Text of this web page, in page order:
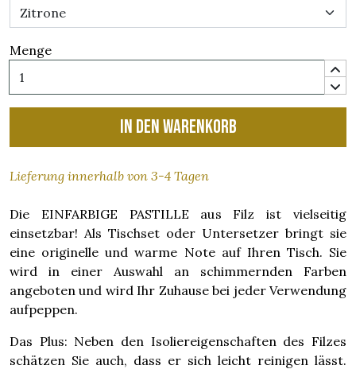
Menge
In den Warenkorb
Lieferung innerhalb von 3-4 Tagen
Die EINFARBIGE PASTILLE aus Filz ist vielseitig
einsetzbar! Als Tischset oder Untersetzer bringt sie
eine originelle und warme Note auf Ihren Tisch. Sie
wird in einer Auswahl an schimmernden Farben
angeboten und wird Ihr Zuhause bei jeder Verwendung
aufpeppen.
Das Plus: Neben den Isoliereigenschaften des Filzes
schätzen Sie auch, dass er sich leicht reinigen lässt.